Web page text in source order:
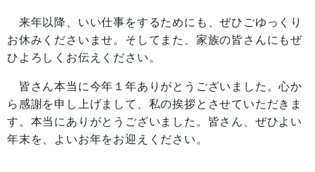
来年以降、いい仕事をするためにも、ぜひごゆっくり
お休みくださいませ。そしてまた、家族の皆さんにもぜ
ひよろしくお伝えください。
皆さん本当に今年１年ありがとうございました。心か
ら感謝を申し上げまして、私の挨拶とさせていただきま
す。本当にありがとうございました。皆さん、ぜひよい
年末を、よいお年をお迎えください。